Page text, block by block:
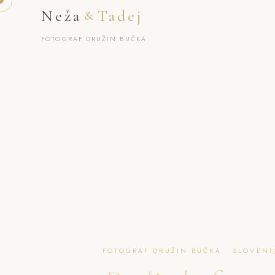
Neža & Tadej
FOTOGRAF DRUŽIN BUČKA
FOTOGRAF DRUŽIN BUČKA ·